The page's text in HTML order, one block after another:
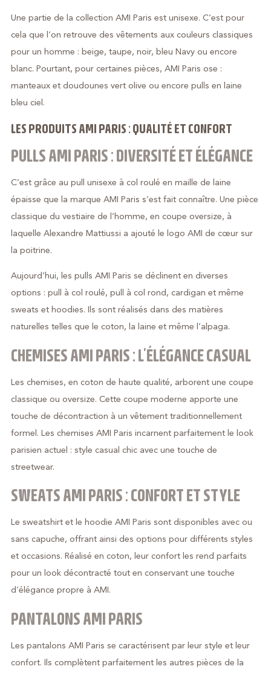
Une partie de la collection AMI Paris est unisexe. C’est pour
cela que l’on retrouve des vêtements aux couleurs classiques
pour un homme : beige, taupe, noir, bleu Navy ou encore
blanc. Pourtant, pour certaines pièces, AMI Paris ose :
manteaux et doudounes vert olive ou encore pulls en laine
bleu ciel.
LES PRODUITS AMI PARIS : QUALITÉ ET CONFORT
PULLS AMI PARIS : DIVERSITÉ ET ÉLÉGANCE
C’est grâce au pull unisexe à col roulé en maille de laine
épaisse que la marque AMI Paris s’est fait connaître. Une pièce
classique du vestiaire de l’homme, en coupe oversize, à
laquelle Alexandre Mattiussi a ajouté le logo AMI de cœur sur
la poitrine.
Aujourd’hui, les pulls AMI Paris se déclinent en diverses
options : pull à col roulé, pull à col rond, cardigan et même
sweats et hoodies. Ils sont réalisés dans des matières
naturelles telles que le coton, la laine et même l’alpaga.
CHEMISES AMI PARIS : L’ÉLÉGANCE CASUAL
Les chemises, en coton de haute qualité, arborent une coupe
classique ou oversize. Cette coupe moderne apporte une
touche de décontraction à un vêtement traditionnellement
formel. Les chemises AMI Paris incarnent parfaitement le look
parisien actuel : style casual chic avec une touche de
streetwear.
SWEATS AMI PARIS : CONFORT ET STYLE
Le sweatshirt et le hoodie AMI Paris sont disponibles avec ou
sans capuche, offrant ainsi des options pour différents styles
et occasions. Réalisé en coton, leur confort les rend parfaits
pour un look décontracté tout en conservant une touche
d’élégance propre à AMI.
PANTALONS AMI PARIS
Les pantalons AMI Paris se caractérisent par leur style et leur
confort. Ils complètent parfaitement les autres pièces de la